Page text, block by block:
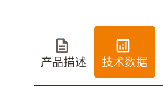
产品描述 技术数据